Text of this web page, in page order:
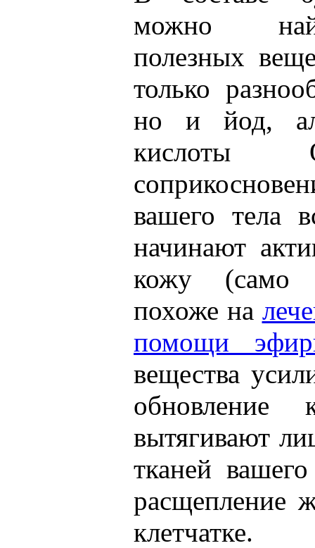
можно
полезных
только
но и йод,
кислоты
вашего тела
начинают
кожу (само
похоже на
помощи
вещества
обновление
вытягивают
тканей
расщепление
клетчатке.